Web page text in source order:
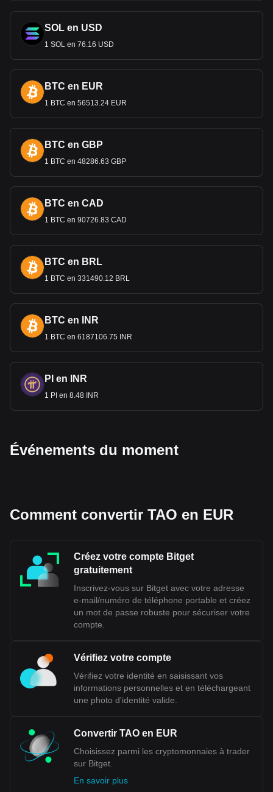
SOL en USD
1 SOL en 76.16 USD
BTC en EUR
1 BTC en 56513.24 EUR
BTC en GBP
1 BTC en 48286.63 GBP
BTC en CAD
1 BTC en 90726.83 CAD
BTC en BRL
1 BTC en 331490.12 BRL
BTC en INR
1 BTC en 6187106.75 INR
PI en INR
1 PI en 8.48 INR
Événements du moment
Comment convertir TAO en EUR
Créez votre compte Bitget
gratuitement
Inscrivez-vous sur Bitget avec votre adresse
e-mail/numéro de téléphone portable et créez
un mot de passe robuste pour sécuriser votre
compte.
Vérifiez votre compte
Vérifiez votre identité en saisissant vos
informations personnelles et en téléchargeant
une photo d'identité valide.
Convertir TAO en EUR
Choisissez parmi les cryptomonnaies à trader
sur Bitget.
En savoir plus